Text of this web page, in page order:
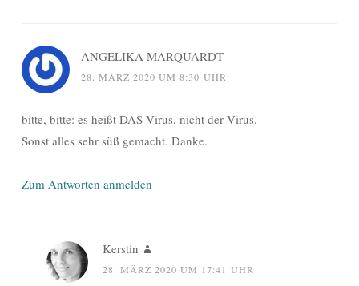
ANGELIKA MARQUARDT
28. MÄRZ 2020 UM 8:30 UHR
bitte, bitte: es heißt DAS Virus, nicht der Virus.
Sonst alles sehr süß gemacht. Danke.
Zum Antworten anmelden
Kerstin
28. MÄRZ 2020 UM 17:41 UHR